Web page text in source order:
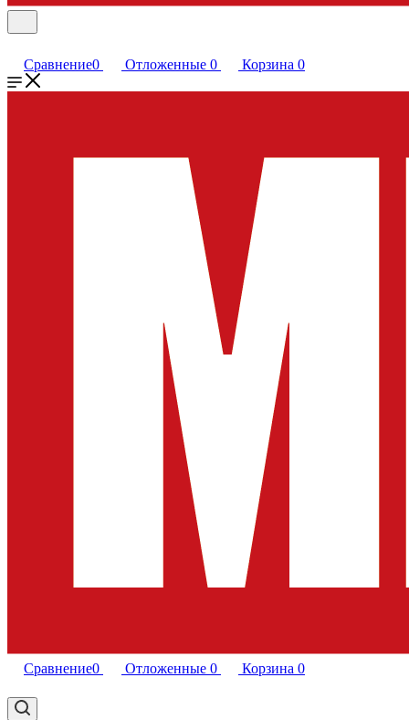
Сравнение0 Отложенные 0 Корзина 0
Сравнение0 Отложенные 0 Корзина 0